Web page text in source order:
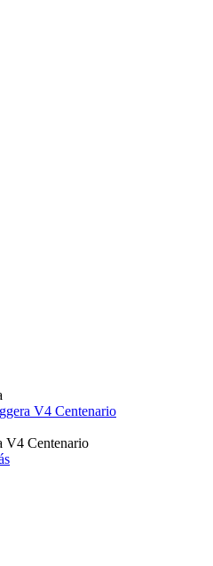
V4 Centenario
V4 Centenario